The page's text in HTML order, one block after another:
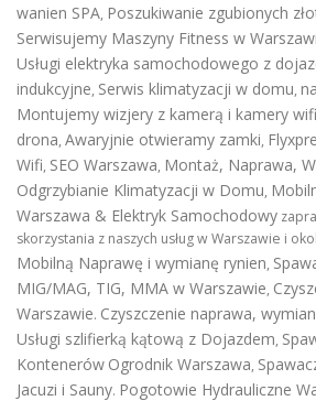
wanien SPA, Poszukiwanie zgubionych
Serwisujemy Maszyny Fitness w
Usługi elektryka samochodowego z
indukcyjne, Serwis klimatyzacji w domu,
Montujemy wizjery z kamerą i kamery wifi
drona, Awaryjnie otwieramy zamki,
Wifi, SEO Warszawa, Montaż, Naprawa,
Odgrzybianie Klimatyzacji w Domu,
Warszawa & Elektryk Samochodowy
skorzystania z naszych usług w Warszawie i
Mobilną Naprawę i wymianę rynien,
MIG/MAG, TIG, MMA w Warszawie,
Warszawie. Czyszczenie naprawa,
Usługi szlifierką kątową z Dojazdem,
Kontenerów Ogrodnik Warszawa,
Jacuzi i Sauny. Pogotowie Hydrauliczne